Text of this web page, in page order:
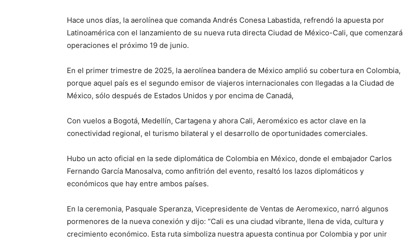
Hace unos días, la aerolínea que comanda Andrés Conesa Labastida, refrendó la apuesta por
Latinoamérica con el lanzamiento de su nueva ruta directa Ciudad de México-Cali, que comenzará
operaciones el próximo 19 de junio.
En el primer trimestre de 2025, la aerolínea bandera de México amplió su cobertura en Colombia,
porque aquel país es el segundo emisor de viajeros internacionales con llegadas a la Ciudad de
México, sólo después de Estados Unidos y por encima de Canadá,
Con vuelos a Bogotá, Medellín, Cartagena y ahora Cali, Aeroméxico es actor clave en la
conectividad regional, el turismo bilateral y el desarrollo de oportunidades comerciales.
Hubo un acto oficial en la sede diplomática de Colombia en México, donde el embajador Carlos
Fernando García Manosalva, como anfitrión del evento, resaltó los lazos diplomáticos y
económicos que hay entre ambos países.
En la ceremonia, Pasquale Speranza, Vicepresidente de Ventas de Aeromexico, narró algunos
pormenores de la nueva conexión y dijo: “Cali es una ciudad vibrante, llena de vida, cultura y
crecimiento económico. Esta ruta simboliza nuestra apuesta continua por Colombia y por unir